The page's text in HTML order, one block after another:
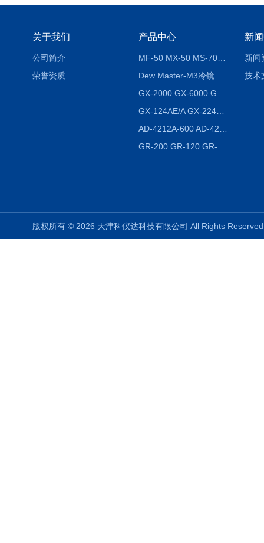
关于我们
公司简介
荣誉资质
产品中心
MF-50 MX-50 MS-70卤素水分测定仪 红外线水分仪
Dew Master-M3冷镜式露点仪
GX-124AE/A GX-224AE/A分析天平
新
新闻
技术
版权所有 © 2026 天津科仪达科技有限公司 All Rights